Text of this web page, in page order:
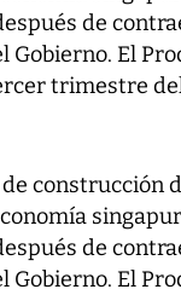
de
Gobierno. El
trimestre
construcción
de
Gobierno. El